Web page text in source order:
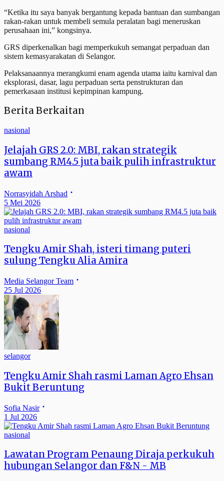
“Ketika itu saya banyak bergantung kepada bantuan dan sumbangan
rakan-rakan untuk membeli semula peralatan bagi meneruskan
perusahaan ini,” kongsinya.
GRS diperkenalkan bagi memperkukuh semangat perpaduan dan
sistem kemasyarakatan di Selangor.
Pelaksanaannya merangkumi enam agenda utama iaitu karnival dan
eksplorasi, dasar, lagu perpaduan serta penstrukturan dan
pemerkasaan institusi kepimpinan kampung.
Berita Berkaitan
nasional
Jelajah GRS 2.0: MBI, rakan strategik
sumbang RM4.5 juta baik pulih infrastruktur
awam
Norrasyidah Arshad
5 Mei 2026
nasional
Tengku Amir Shah, isteri timang puteri
sulung Tengku Alia Amira
Media Selangor Team
25 Jul 2026
selangor
Tengku Amir Shah rasmi Laman Agro Ehsan
Bukit Beruntung
Sofia Nasir
1 Jul 2026
nasional
Lawatan Program Penaung Diraja perkukuh
hubungan Selangor dan F&N - MB